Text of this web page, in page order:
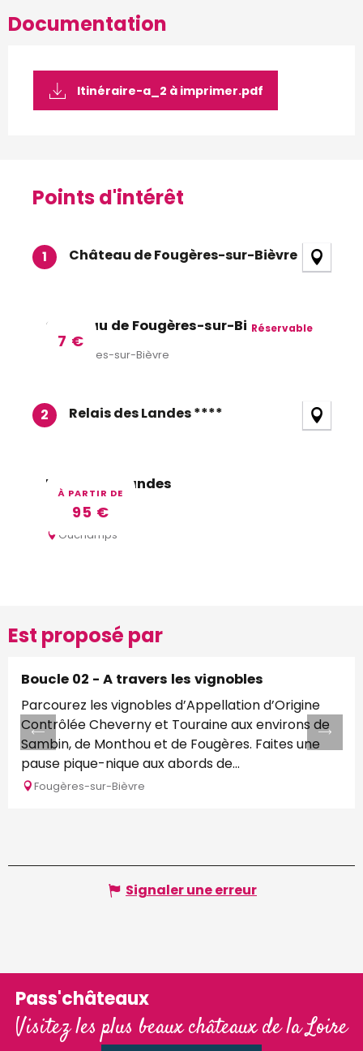
Documentation
Itinéraire-a_2 à imprimer.pdf
Points d'intérêt
Points d'intérêt
1 Château de Fougères-sur-Bièvre
7 €
Château de Fougères-sur-Bièvre
Fougères-sur-Bièvre
Réservable
2 Relais des Landes ****
À PARTIR DE
95 €
Relais des Landes
Ouchamps
Est proposé par
Boucle 02 - A travers les vignobles
Parcourez les vignobles d’Appellation d’Origine
Contrôlée Cheverny et Touraine aux environs de
Sambin, de Monthou et de Fougères. Faites une
pause pique-nique aux abords de...
Fougères-sur-Bièvre
Signaler une erreur
Pass'châteaux
Visitez les plus beaux châteaux de la Loire